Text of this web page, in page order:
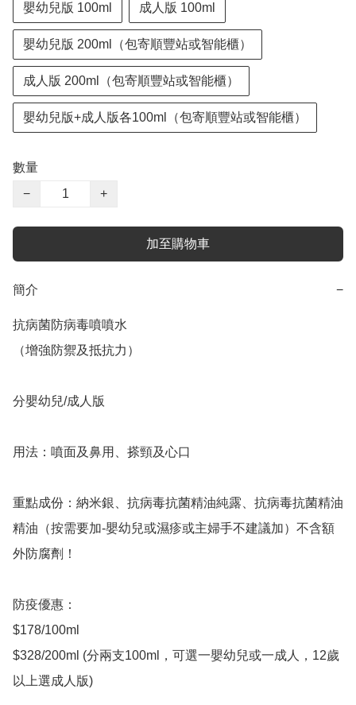
嬰幼兒版 100ml 成人版 100ml
嬰幼兒版 200ml（包寄順豐站或智能櫃）
成人版 200ml（包寄順豐站或智能櫃）
嬰幼兒版+成人版各100ml（包寄順豐站或智能櫃）
數量
−
+
加至購物車
簡介 −
抗病菌防病毒噴噴水
（增強防禦及抵抗力）
分嬰幼兒/成人版
用法：噴面及鼻用、搽頸及心口
重點成份：納米銀、抗病毒抗菌精油純露、抗病毒抗菌精油
精油（按需要加-嬰幼兒或濕疹或主婦手不建議加）不含額
外防腐劑！
防疫優惠：
$178/100ml
$328/200ml (分兩支100ml，可選一嬰幼兒或一成人，12歲
以上選成人版)